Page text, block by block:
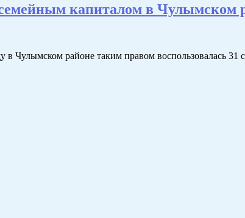
семейным капиталом в Чулымском
Чулымском районе таким правом воспользовалась 31